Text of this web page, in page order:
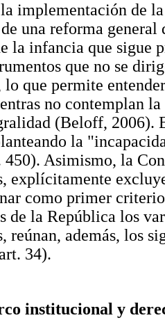
implementación de
una reforma
la infancia que sigue
que no se
que permite
no contemplan
(Beloff, 2006).
la
450). Asimismo, la
explícitamente
como primer
de la República los
reúnan, además, los
34).
institucional y